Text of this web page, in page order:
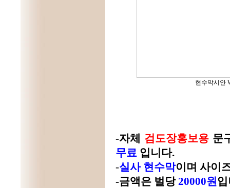
현수막시안
-자체 검도장홍보용 문
무료입니다.
-실사 현수막이며 사이
-금액은 벌당20000원